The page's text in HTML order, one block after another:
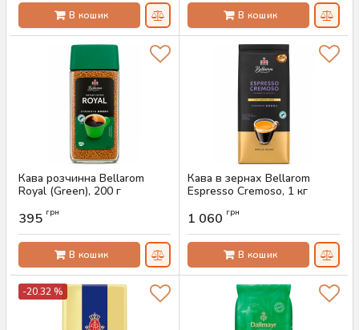
В кошик В кошик
Кава розчинна Bellarom
Royal (Green), 200 г
395 грн
В кошик
Кава в зернах Bellarom
Espresso Cremoso, 1 кг
1 060 грн
В кошик
-20.32 %